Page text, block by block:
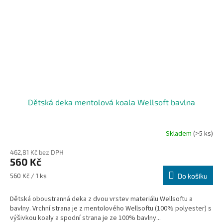
Dětská deka mentolová koala Wellsoft bavlna
Skladem (>5 ks)
462,81 Kč bez DPH
560 Kč
Měrná
560 Kč / 1 ks Do košíku
Dětská oboustranná deka z dvou vrstev materiálu Wellsoftu a
bavlny. Vrchní strana je z mentolového Wellsoftu (100% polyester) s
výšivkou koaly a spodní strana je ze 100% bavlny...